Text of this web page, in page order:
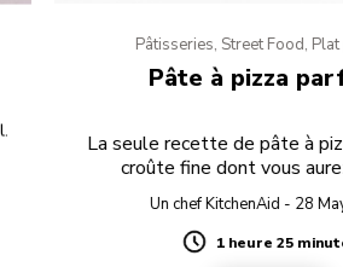
Pâtisseries, Street Food,
Pâte à pizza
La seule recette de pâte à
croûte fine dont vous
Un chef KitchenAid - 28
Duration
1 heure 25